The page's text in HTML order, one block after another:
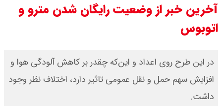
آخرین خبر از وضعیت رایگان شدن مترو و
اتوبوس
در این طرح روی اعداد و این‌که چقدر بر کاهش آلودگی هوا و
افزایش سهم حمل و نقل عمومی تاثیر دارد، اختلاف نظر وجود
داشت.